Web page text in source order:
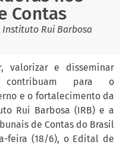
Contas
Instituto Rui Barbosa
valorizar e disseminar
contribuam para o
e o fortalecimento da
Rui Barbosa (IRB) e a
de Contas do Brasil
feira (18/6), o Edital de